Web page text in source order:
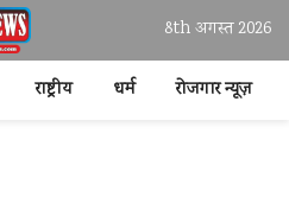
8th अगस्त 2026
राष्ट्रीय धर्म रोजगार न्यूज़